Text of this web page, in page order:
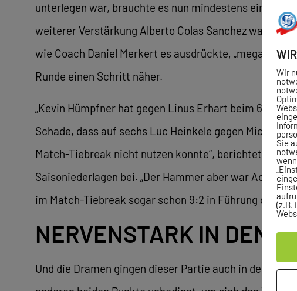
unterlegen war, brauchte es nun mindestens ein 7:2.
weiterer Verstärkung Alberto Colas Sanchez war
wie Coach Daniel Merkert es ausdrückte, „mega
Runde einen Schritt näher.
„Kevin Hümpfner hat gegen Linus Erhart beim 6:0,
Schade, dass auf sechs Luc Heinkele gegen Michael
Match-Tiebreak nicht nutzen konnte“, berichtet
Saisoniederlagen bei. „Der Hammer aber war Adrian
im Match-Tiebreak sogar schon 9:2 in Führung
NERVENSTARK IN DEN
Und die Dramen gingen dieser Partie auch in den
Wir
Sie
(z.B.